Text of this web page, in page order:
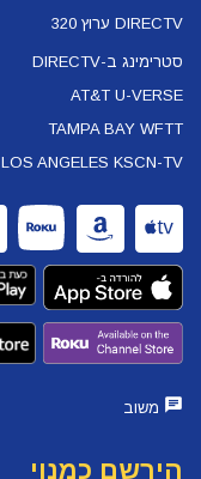
DIRECTV ערוץ 320
סטרימינג ב-DIRECTV
AT&T U-VERSE
TAMPA BAY WFTT
LOS ANGELES KSCN-TV
משוב
הירשם כמנוי